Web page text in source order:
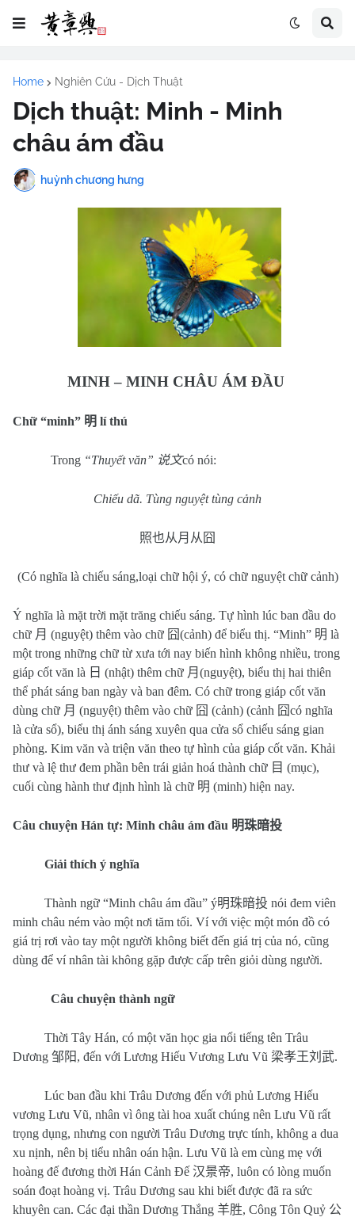
Home Nghiên Cứu - Dịch Thuật
Dịch thuật: Minh - Minh
châu ám đầu
huỳnh chương hưng
MINH – MINH CHÂU ÁM ĐẦU
Chữ “minh” 明 lí thú
Trong “Thuyết văn” 说文có nói:
Chiếu dã. Tùng nguyệt tùng cảnh
照也从月从囧
(Có nghĩa là chiếu sáng,loại chữ hội ý, có chữ nguyệt chữ cảnh)
Ý nghĩa là mặt trời mặt trăng chiếu sáng. Tự hình lúc ban đầu do
chữ 月 (nguyệt) thêm vào chữ 囧(cảnh) để biểu thị. “Minh” 明 là
một trong những chữ từ xưa tới nay biến hình không nhiều, trong
giáp cốt văn là 日 (nhật) thêm chữ 月 (nguyệt), biểu thị hai thiên
thể phát sáng ban ngày và ban đêm. Có chữ trong giáp cốt văn
dùng chữ 月 (nguyệt) thêm vào chữ 囧 (cảnh) (cảnh 囧có nghĩa
là cửa sổ), biểu thị ánh sáng xuyên qua cửa sổ chiếu sáng gian
phòng. Kim văn và triện văn theo tự hình của giáp cốt văn. Khải
thư và lệ thư đem phần bên trái giản hoá thành chữ 目 (mục),
cuối cùng hành thư định hình là chữ 明 (minh) hiện nay.
Câu chuyện Hán tự: Minh châu ám đầu 明珠暗投
Giải thích ý nghĩa
Thành ngữ “Minh châu ám đầu” ý明珠暗投 nói đem viên
minh châu ném vào một nơi tăm tối. Ví với việc một món đồ có
giá trị rơi vào tay một người không biết đến giá trị của nó, cũng
dùng để ví nhân tài không gặp được cấp trên giỏi dùng người.
Câu chuyện thành ngữ
Thời Tây Hán, có một văn học gia nổi tiếng tên Trâu
Dương 邹阳, đến với Lương Hiếu Vương Lưu Vũ 梁孝王刘武.
Lúc ban đầu khi Trâu Dương đến với phủ Lương Hiếu
vương Lưu Vũ, nhân vì ông tài hoa xuất chúng nên Lưu Vũ rất
trọng dụng, nhưng con người Trâu Dương trực tính, không a dua
xu nịnh, nên bị tiểu nhân oán hận. Lưu Vũ là em cùng mẹ với
hoàng đế đương thời Hán Cảnh Đế 汉景帝, luôn có lòng muốn
soán đoạt hoàng vị. Trâu Dương sau khi biết được đã ra sức
khuyên can. Các đại thần Dương Thắng 羊胜, Công Tôn Quỷ 公